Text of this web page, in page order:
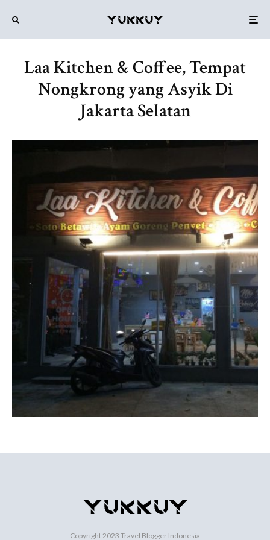
Laa Kitchen & Coffee, Tempat
Nongkrong yang Asyik Di
Jakarta Selatan
Copyright 2023 Travel Blogger Indonesia